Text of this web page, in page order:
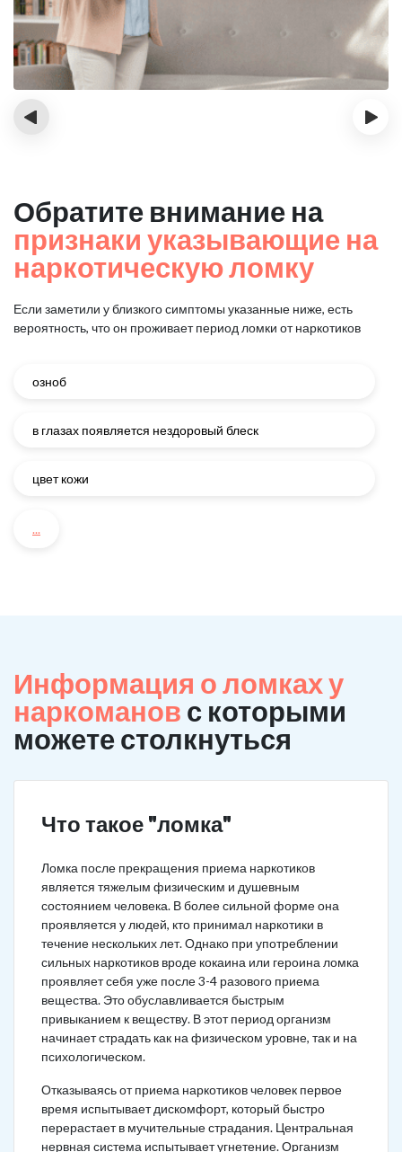
‹ ›
Обратите внимание на
признаки указывающие на
наркотическую ломку
Если заметили у близкого симптомы указанные ниже, есть
вероятность, что он проживает период ломки от наркотиков
озноб
в глазах появляется нездоровый блеск
цвет кожи
...
Информация о ломках у
наркоманов с которыми
можете столкнуться
Что такое "ломка"
Ломка после прекращения приема наркотиков
является тяжелым физическим и душевным
состоянием человека. В более сильной форме она
проявляется у людей, кто принимал наркотики в
течение нескольких лет. Однако при употреблении
сильных наркотиков вроде кокаина или героина ломка
проявляет себя уже после 3-4 разового приема
вещества. Это обуславливается быстрым
привыканием к веществу. В этот период организм
начинает страдать как на физическом уровне, так и на
психологическом.
Отказываясь от приема наркотиков человек первое
время испытывает дискомфорт, который быстро
перерастает в мучительные страдания. Центральная
нервная система испытывает угнетение. Организм